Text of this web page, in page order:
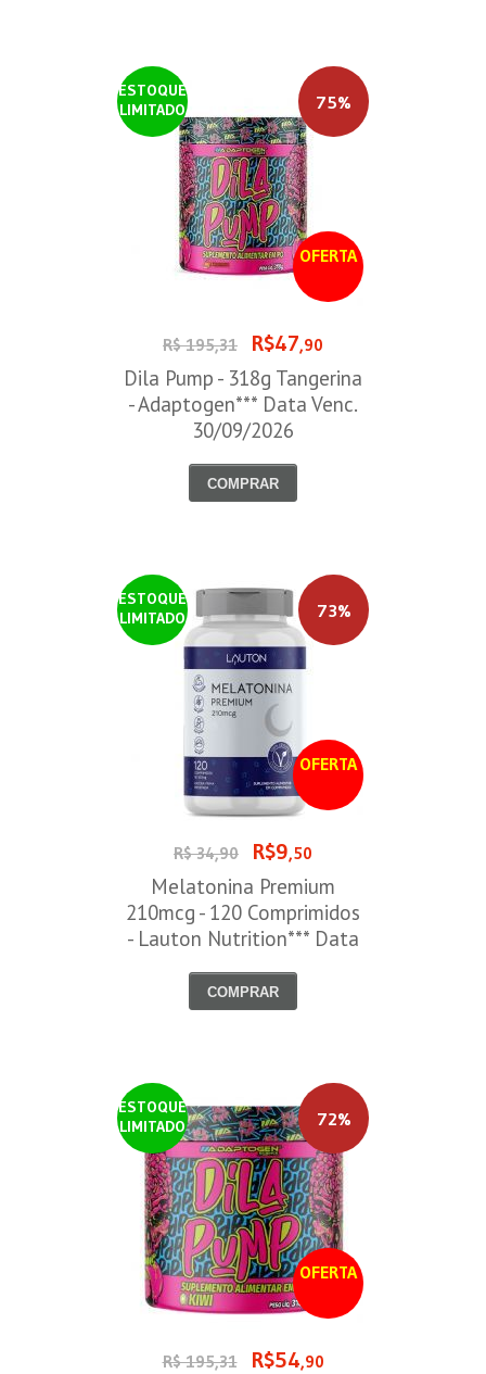
ESTOQUE
LIMITADO
OFERTA
75%
R$ 195,31 R$47,90
Dila Pump - 318g Tangerina
- Adaptogen*** Data Venc.
30/09/2026
COMPRAR
ESTOQUE
LIMITADO
OFERTA
73%
R$ 34,90 R$9,50
Melatonina Premium
210mcg - 120 Comprimidos
- Lauton Nutrition*** Data
COMPRAR
ESTOQUE
LIMITADO
OFERTA
72%
R$ 195,31 R$54,90